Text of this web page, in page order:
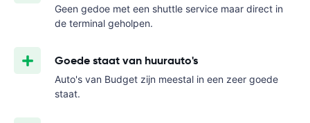
Geen gedoe met een shuttle service maar direct in
de terminal geholpen.
Goede staat van huurauto's
Auto's van Budget zijn meestal in een zeer goede
staat.